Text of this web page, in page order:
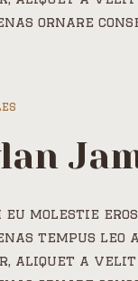
ornare
eu molestie
tempus leo
aliquet a velit